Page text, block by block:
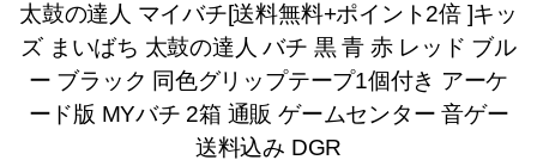
太鼓の達人 マイバチ[送料無料+ポイント2倍 ]キッ
ズ まいばち 太鼓の達人 バチ 黒 青 赤 レッド ブル
ー ブラック 同色グリップテープ1個付き アーケ
ード版 MYバチ 2箱 通販 ゲームセンター 音ゲー
送料込み DGR